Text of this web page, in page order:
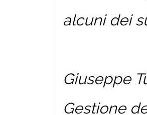
alcuni dei
Giuseppe
Gestione